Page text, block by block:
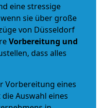
eine stressige
sie über große
von Düsseldorf
Vorbereitung und
dass alles
Vorbereitung eines
Auswahl eines